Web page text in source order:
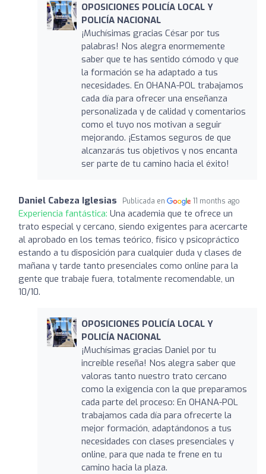
OPOSICIONES POLICÍA LOCAL Y
POLICÍA NACIONAL
¡Muchísimas gracias César por tus
palabras! Nos alegra enormemente
saber que te has sentido cómodo y que
la formación se ha adaptado a tus
necesidades. En OHANA-POL trabajamos
cada día para ofrecer una enseñanza
personalizada y de calidad y comentarios
como el tuyo nos motivan a seguir
mejorando. ¡Estamos seguros de que
alcanzarás tus objetivos y nos encanta
ser parte de tu camino hacia el éxito!
Daniel Cabeza Iglesias Publicada en 11 months ago
Experiencia fantástica: Una academia que te ofrece un
trato especial y cercano, siendo exigentes para acercarte
al aprobado en los temas teórico, físico y psicopráctico
estando a tu disposición para cualquier duda y clases de
mañana y tarde tanto presenciales como online para la
gente que trabaje fuera, totalmente recomendable, un
10/10.
OPOSICIONES POLICÍA LOCAL Y
POLICÍA NACIONAL
¡Muchísimas gracias Daniel por tu
increíble reseña! Nos alegra saber que
valoras tanto nuestro trato cercano
como la exigencia con la que preparamos
cada parte del proceso: En OHANA-POL
trabajamos cada día para ofrecerte la
mejor formación, adaptándonos a tus
necesidades con clases presenciales y
online, para que nada te frene en tu
camino hacia la plaza.